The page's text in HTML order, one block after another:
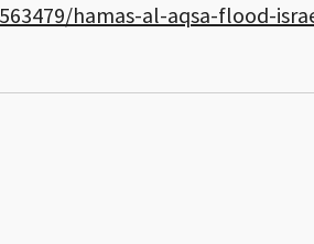
hamas-al-aqsa-flood-